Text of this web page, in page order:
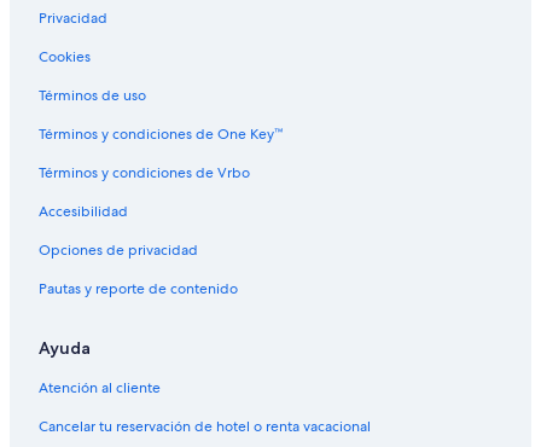
Hoteles románticos en Northeast Park Hill
Hoteles en Northeast Park Hill
Hoteles 4 estrellas en Wheat Ridge
Hoteles 5 estrellas en South Park Hill
Hoteles en South Park Hill
Hoteles 2 estrellas en Aurora
Hoteles 3 estrellas en Aurora
Moteles en Aurora
Hoteles cerca de Zoológico de Denver
Hoteles 4 estrellas en Montclair
Privacidad
Cookies
Términos de uso
Términos y condiciones de One Key™
Términos y condiciones de Vrbo
Accesibilidad
Opciones de privacidad
Pautas y reporte de contenido
Ayuda
Atención al cliente
Cancelar tu reservación de hotel o renta vacacional